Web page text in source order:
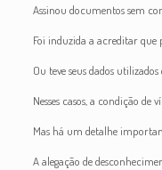
Assinou documentos sem
Foi induzida a acreditar
Ou teve seus dados
Nesses casos, a condição de
Mas há um detalhe
A alegação de